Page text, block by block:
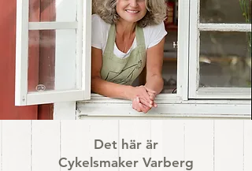
Det här är
Cykelsmaker Varberg